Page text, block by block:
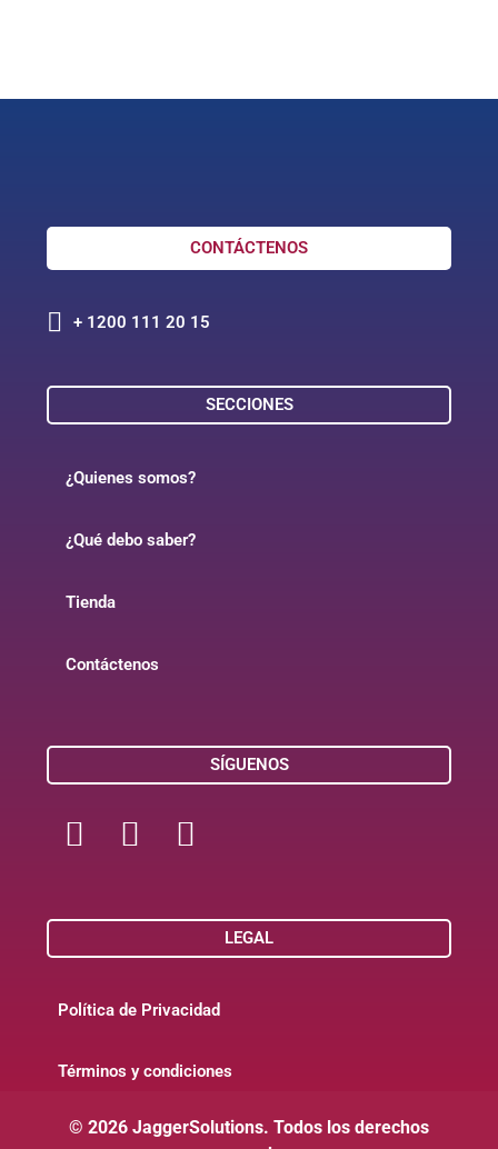
CONTÁCTENOS
+ 1200 111 20 15
SECCIONES
¿Quienes somos?
¿Qué debo saber?
Tienda
Contáctenos
SÍGUENOS
LEGAL
Política de Privacidad
Términos y condiciones
© 2026 JaggerSolutions. Todos los derechos